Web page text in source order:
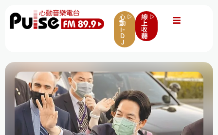
心
動
i-
D
J
線
上
收
聽